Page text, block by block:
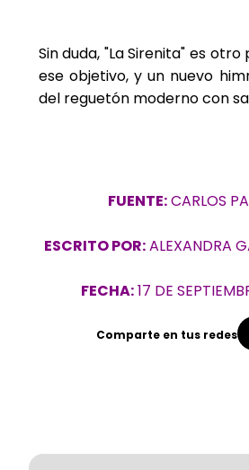
Sin duda, "La Sirenita" es
ese objetivo, y un nuevo
del reguetón moderno con
FUENTE:CARLOS
ESCRITO POR:ALEXANDRA
FECHA:17 DE
Comparte en tus redes